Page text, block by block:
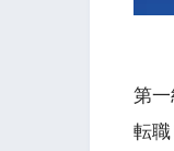
第
転